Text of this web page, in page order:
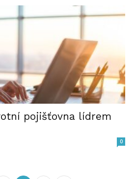
pojišťovna lídrem
0